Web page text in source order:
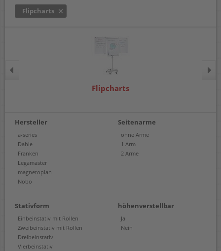
Flipcharts
Flipcharts
Hersteller
a-series
Dahle
Franken
Legamaster
magnetoplan
Nobo
Seitenarme
ohne Arme
1 Arm
2 Arme
Stativform
Einbeinstativ mit Rollen
Zweibeinstativ mit Rollen
Dreibeinstativ
Vierbeinstativ
höhenverstellbar
Ja
Nein